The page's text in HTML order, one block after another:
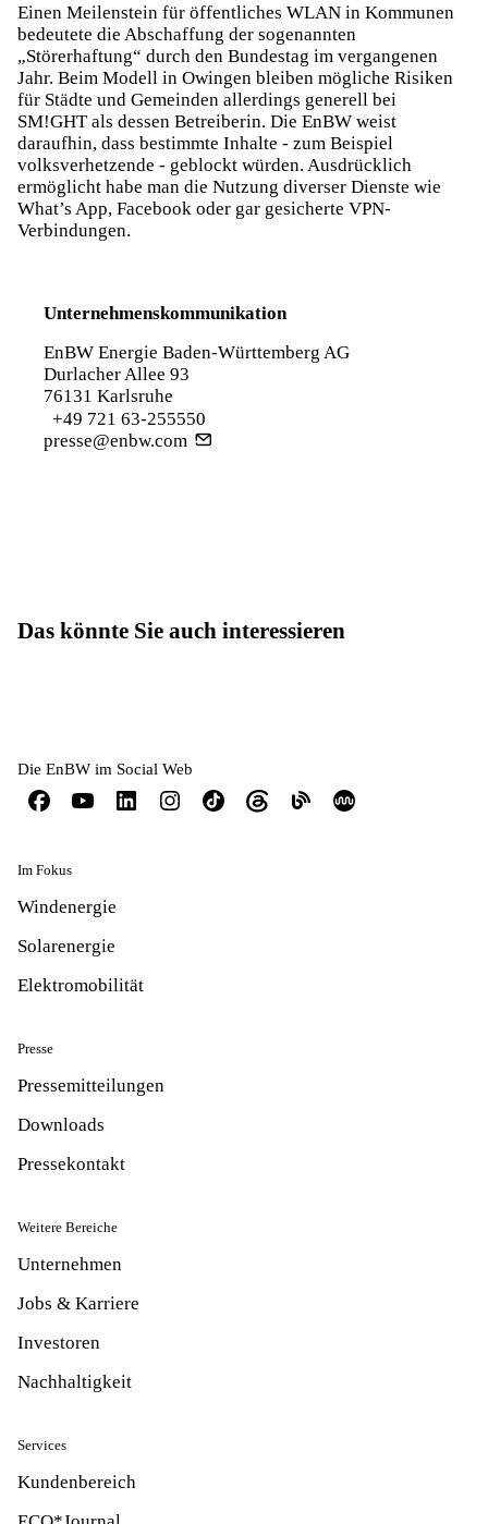
Einen Meilenstein für öffentliches WLAN in Kommunen
bedeutete die Abschaffung der sogenannten
„Störerhaftung“ durch den Bundestag im vergangenen
Jahr. Beim Modell in Owingen bleiben mögliche Risiken
für Städte und Gemeinden allerdings generell bei
SM!GHT als dessen Betreiberin. Die EnBW weist
daraufhin, dass bestimmte Inhalte - zum Beispiel
volksverhetzende - geblockt würden. Ausdrücklich
ermöglicht habe man die Nutzung diverser Dienste wie
What’s App, Facebook oder gar gesicherte VPN-
Verbindungen.
Unternehmenskommunikation
EnBW Energie Baden-Württemberg AG
Durlacher Allee 93
76131 Karlsruhe
+49 721 63-255550
presse@enbw.com
Das könnte Sie auch interessieren
Die EnBW im Social Web
Im Fokus
Windenergie
Solarenergie
Elektromobilität
Presse
Pressemitteilungen
Downloads
Pressekontakt
Weitere Bereiche
Unternehmen
Jobs & Karriere
Investoren
Nachhaltigkeit
Services
Kundenbereich